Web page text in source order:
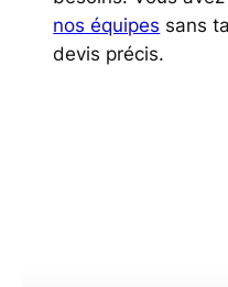
nos équipes sans
devis précis.